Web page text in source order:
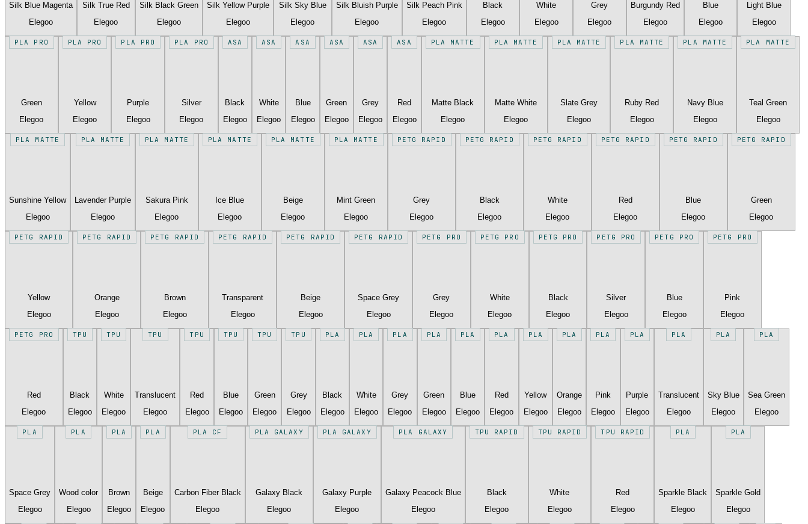
Silk Blue Magenta
Elegoo
Silk True Red
Elegoo
Silk Black Green
Elegoo
Silk Yellow Purple
Elegoo
Silk Sky Blue
Elegoo
Silk Bluish Purple
Elegoo
Silk Peach Pink
Elegoo
Black
Elegoo
White
Elegoo
Grey
Elegoo
Burgundy Red
Elegoo
Blue
Elegoo
Light Blue
Elegoo
PLA PRO
Green
Elegoo
PLA PRO
Yellow
Elegoo
PLA PRO
Purple
Elegoo
PLA PRO
Silver
Elegoo
ASA
Black
Elegoo
ASA
White
Elegoo
ASA
Blue
Elegoo
ASA
Green
Elegoo
ASA
Grey
Elegoo
ASA
Red
Elegoo
PLA MATTE
Matte Black
Elegoo
PLA MATTE
Matte White
Elegoo
PLA MATTE
Slate Grey
Elegoo
PLA MATTE
Ruby Red
Elegoo
PLA MATTE
Navy Blue
Elegoo
PLA MATTE
Teal Green
Elegoo
PLA MATTE
Sunshine Yellow
Elegoo
PLA MATTE
Lavender Purple
Elegoo
PLA MATTE
Sakura Pink
Elegoo
PLA MATTE
Ice Blue
Elegoo
PLA MATTE
Beige
Elegoo
PLA MATTE
Mint Green
Elegoo
PETG RAPID
Grey
Elegoo
PETG RAPID
Black
Elegoo
PETG RAPID
White
Elegoo
PETG RAPID
Red
Elegoo
PETG RAPID
Blue
Elegoo
PETG RAPID
Green
Elegoo
PETG RAPID
Yellow
Elegoo
PETG RAPID
Orange
Elegoo
PETG RAPID
Brown
Elegoo
PETG RAPID
Transparent
Elegoo
PETG RAPID
Beige
Elegoo
PETG RAPID
Space Grey
Elegoo
PETG PRO
Grey
Elegoo
PETG PRO
White
Elegoo
PETG PRO
Black
Elegoo
PETG PRO
Silver
Elegoo
PETG PRO
Blue
Elegoo
PETG PRO
Pink
Elegoo
PETG PRO
Red
Elegoo
TPU
Black
Elegoo
TPU
White
Elegoo
TPU
Translucent
Elegoo
TPU
Red
Elegoo
TPU
Blue
Elegoo
TPU
Green
Elegoo
TPU
Grey
Elegoo
PLA
Black
Elegoo
PLA
White
Elegoo
PLA
Grey
Elegoo
PLA
Green
Elegoo
PLA
Blue
Elegoo
PLA
Red
Elegoo
PLA
Yellow
Elegoo
PLA
Orange
Elegoo
PLA
Pink
Elegoo
PLA
Purple
Elegoo
PLA
Translucent
Elegoo
PLA
Sky Blue
Elegoo
PLA
Sea Green
Elegoo
PLA
Space Grey
Elegoo
PLA
Wood color
Elegoo
PLA
Brown
Elegoo
PLA
Beige
Elegoo
PLA CF
Carbon Fiber Black
Elegoo
PLA GALAXY
Galaxy Black
Elegoo
PLA GALAXY
Galaxy Purple
Elegoo
PLA GALAXY
Galaxy Peacock Blue
Elegoo
TPU RAPID
Black
Elegoo
TPU RAPID
White
Elegoo
TPU RAPID
Red
Elegoo
PLA
Sparkle Black
Elegoo
PLA
Sparkle Gold
Elegoo